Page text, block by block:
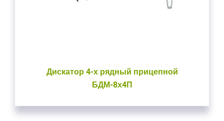
Дискатор 4-х рядный прицепной
БДМ-8х4П